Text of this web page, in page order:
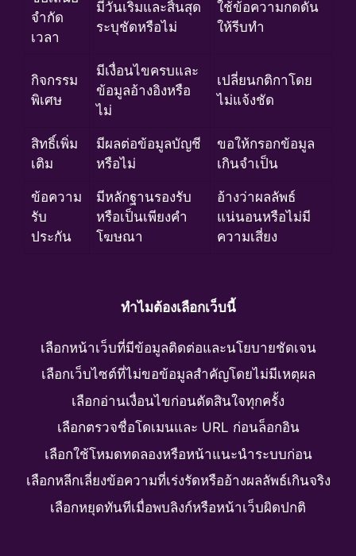
จำกัด
เวลา
มีวันเริ่มและสิ้นสุด
ระบุชัดหรือไม่
ใช้ข้อความกดดัน
ให้รีบทำ
กิจกรรม
พิเศษ
มีเงื่อนไขครบและ
ข้อมูลอ้างอิงหรือ
ไม่
เปลี่ยนกติกาโดย
ไม่แจ้งชัด
สิทธิ์เพิ่ม
เติม
มีผลต่อข้อมูลบัญชี
หรือไม่
ขอให้กรอกข้อมูล
เกินจำเป็น
ข้อความ
รับ
ประกัน
มีหลักฐานรองรับ
หรือเป็นเพียงคำ
โฆษณา
อ้างว่าผลลัพธ์
แน่นอนหรือไม่มี
ความเสี่ยง
ทำไมต้องเลือกเว็บนี้
เลือกหน้าเว็บที่มีข้อมูลติดต่อและนโยบายชัดเจน
เลือกเว็บไซต์ที่ไม่ขอข้อมูลสำคัญโดยไม่มีเหตุผล
เลือกอ่านเงื่อนไขก่อนตัดสินใจทุกครั้ง
เลือกตรวจชื่อโดเมนและ URL ก่อนล็อกอิน
เลือกใช้โหมดทดลองหรือหน้าแนะนำระบบก่อน
เลือกหลีกเลี่ยงข้อความที่เร่งรัดหรืออ้างผลลัพธ์เกินจริง
เลือกหยุดทันทีเมื่อพบลิงก์หรือหน้าเว็บผิดปกติ